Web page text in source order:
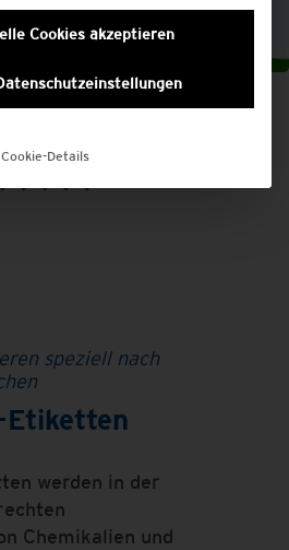
speziell nach
werden in der
Chemikalien und
Cookies akzeptieren
Cookie-Details